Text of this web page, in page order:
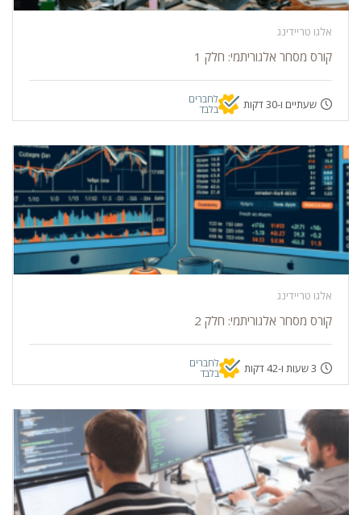
אלגו טריידינג
קורס מסחר אלגוריתמי: חלק 1
שעתיים ו-30 דקות לחברים
בלבד
אלגו טריידינג
קורס מסחר אלגוריתמי: חלק 2
3 שעות ו-42 דקות לחברים
בלבד